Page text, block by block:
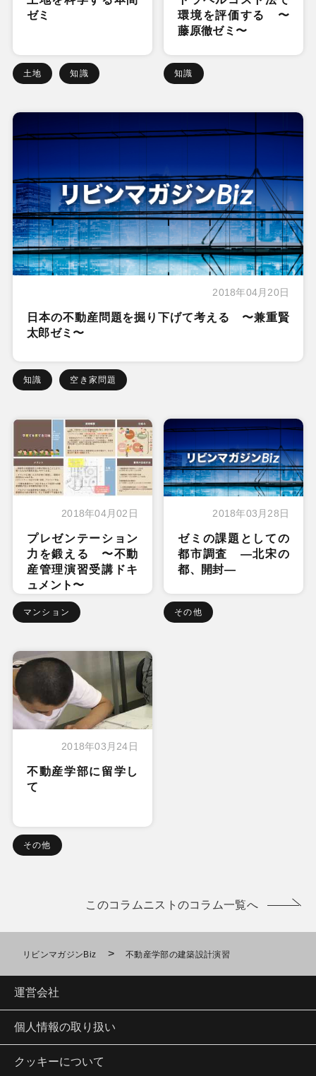
ゼミ
土地 知識
環境を評価する 〜
藤原徹ゼミ〜
知識
2018年04月20日
日本の不動産問題を掘り下げて考える 〜兼重賢
太郎ゼミ〜
知識 空き家問題
2018年04月02日
プレゼンテーション
力を鍛える 〜不動
産管理演習受講ドキ
ュメント〜
マンション
2018年03月28日
ゼミの課題としての
都市調査 ―北宋の
都、開封―
その他
2018年03月24日
不動産学部に留学し
て
その他
このコラムニストのコラム一覧へ
リビンマガジンBiz > 不動産学部の建築設計演習
運営会社
個人情報の取り扱い
クッキーについて